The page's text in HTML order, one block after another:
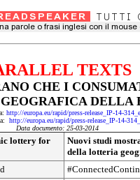
TEXTS
CHE I
DELLA
http://europa.eu/rapid/press-release_IP-14-
http://europa.eu/rapid/press-release_IP-14-
Data documento: 25-03-2014
lottery for
Nuovi studi
della lotteria